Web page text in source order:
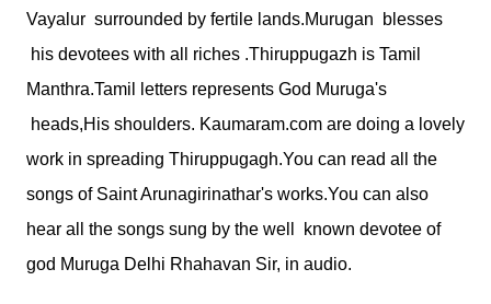
Vayalur surrounded by fertile lands.Murugan blesses
his devotees with all riches .Thiruppugazh is Tamil
Manthra.Tamil letters represents God Muruga's
heads,His shoulders. Kaumaram.com are doing a lovely
work in spreading Thiruppugagh.You can read all the
songs of Saint Arunagirinathar's works.You can also
hear all the songs sung by the well known devotee of
god Muruga Delhi Rhahavan Sir, in audio.